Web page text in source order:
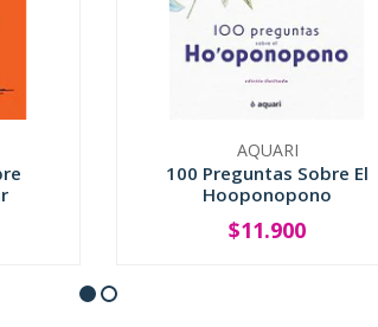
AQUARI
100 Preguntas Sobre El
Hooponopono
+
$11.900